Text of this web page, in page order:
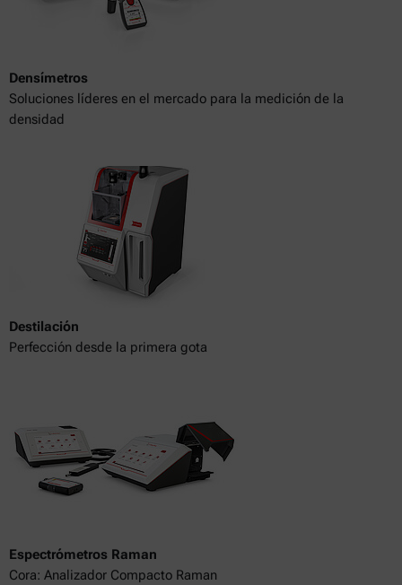
Densímetros
Soluciones líderes en el mercado para la medición de la
densidad
Destilación
Perfección desde la primera gota
Espectrómetros Raman
Cora: Analizador Compacto Raman